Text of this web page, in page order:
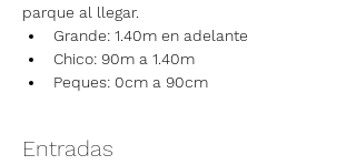
parque al llegar.
Grande: 1.40m en adelante
Chico: 90m a 1.40m
Peques: 0cm a 90cm
Entradas